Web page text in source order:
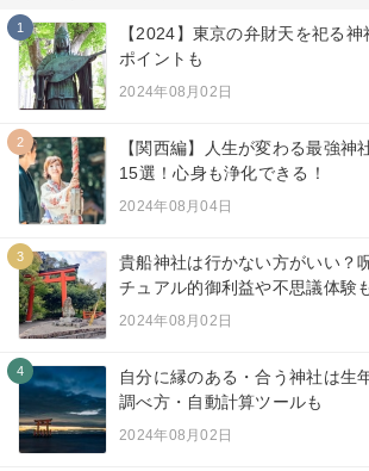
1
【2024】東京の弁財天を祀る
ポイントも
2024年08月02日
2
【関西編】人生が変わる最強神
15選！心身も浄化できる！
2024年08月04日
3
貴船神社は行かない方がいい？
チュアル的御利益や不思議体験
2024年08月02日
4
自分に縁のある・合う神社は生
調べ方・自動計算ツールも
2024年08月02日